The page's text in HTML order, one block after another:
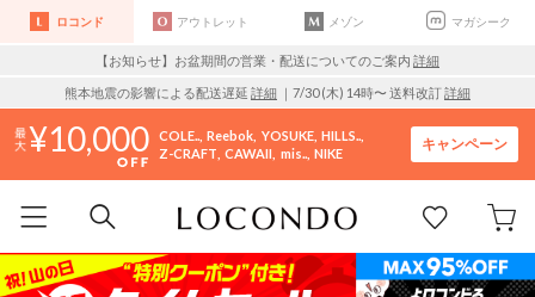
ロコンド アウトレット メゾン マガシーク
【お知らせ】お盆期間の営業・配送についてのご案内 詳細
熊本地震の影響による配送遅延 詳細 ｜7/30 (木) 14時〜 送料改訂詳細
10,000 COLE.. Reebok YOSUKE HILLS..
Z-CRAFT CAWAII mis.. NIKE
キャンペーン